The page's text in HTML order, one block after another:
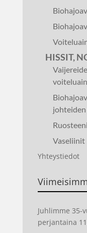
HISSIT,
Vaseliinit
Yhteystiedot
Juhlimme 35-
perjantaina